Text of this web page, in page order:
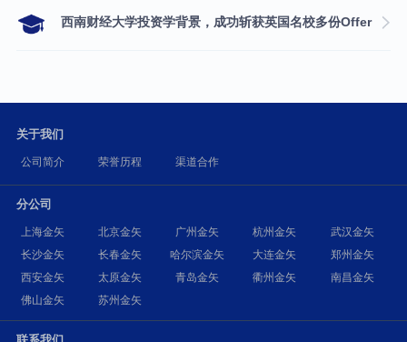
西南财经大学投资学背景，成功斩获英国名校多份Offer
关于我们
公司简介 荣誉历程 渠道合作
分公司
上海金矢 北京金矢 广州金矢 杭州金矢
武汉金矢
长沙金矢
长春金矢 哈尔滨金矢 大连金矢
郑州金矢
西安金矢
太原金矢 青岛金矢 衢州金矢
南昌金矢
佛山金矢
苏州金矢